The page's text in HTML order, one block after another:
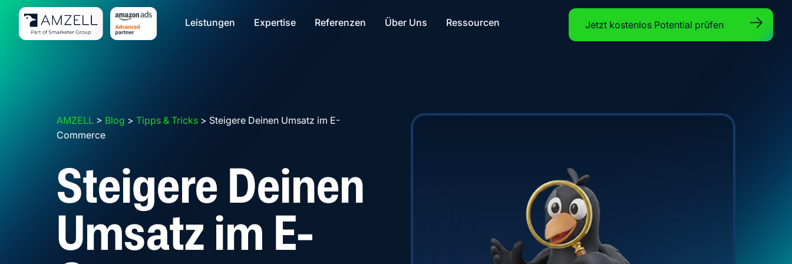
Leistungen Expertise Referenzen Über Uns Ressourcen Jetzt kostenlos Potential prüfen
AMZELL > Blog > Tipps & Tricks > Steigere Deinen Umsatz im E-
Commerce
Steigere Deinen
Umsatz im E-